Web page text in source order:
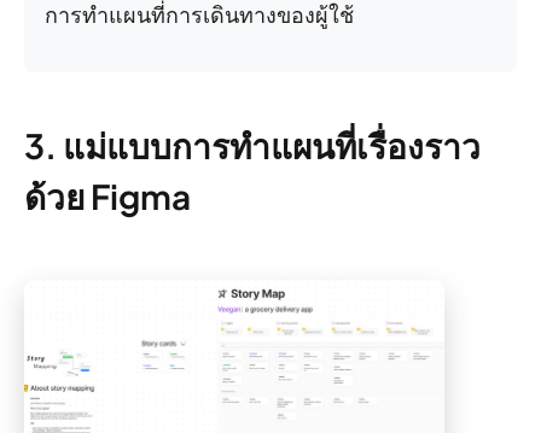
การทำแผนที่การเดินทางของผู้ใช้
3. แม่แบบการทำแผนที่เรื่องราว
ด้วย Figma